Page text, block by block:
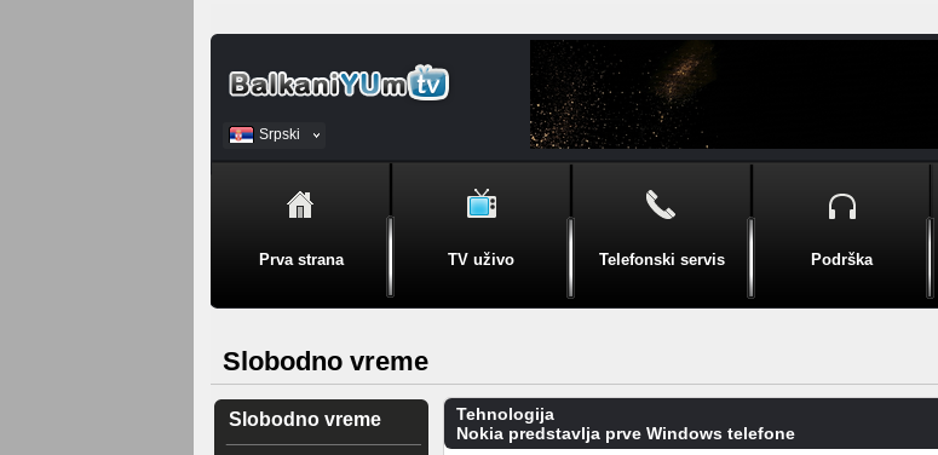
Srpski
BiH
Prva strana TV uživo Telefonski servis Podrška
Slobodno vreme
Slobodno vreme
Tehnologija
Nokia predstavlja prve Windows telefone